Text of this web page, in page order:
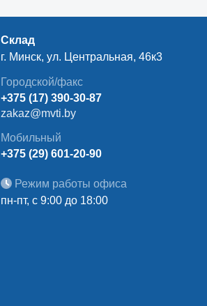
Склад
г. Минск, ул. Центральная, 46к3
Городской/факс
+375 (17) 390-30-87
zakaz@mvti.by
Мобильный
+375 (29) 601-20-90
Режим работы офиса
пн-пт, с 9:00 до 18:00